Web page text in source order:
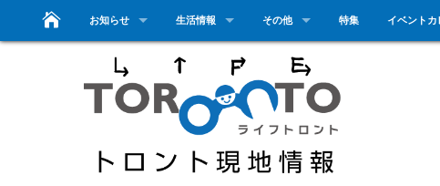
お知らせ 生活情報 その他 特集 イベントカ